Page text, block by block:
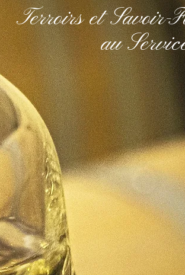
Terroirs et Savoir-
au